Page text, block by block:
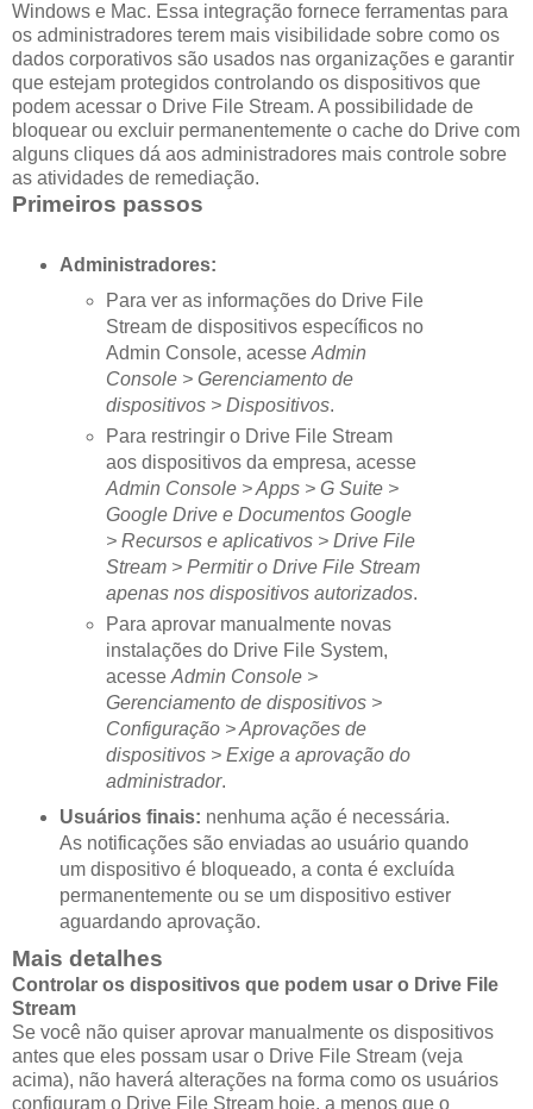
Windows e Mac. Essa integração fornece ferramentas para
os administradores terem mais visibilidade sobre como os
dados corporativos são usados nas organizações e garantir
que estejam protegidos controlando os dispositivos que
podem acessar o Drive File Stream. A possibilidade de
bloquear ou excluir permanentemente o cache do Drive com
alguns cliques dá aos administradores mais controle sobre
as atividades de remediação.
Primeiros passos
Administradores:
Para ver as informações do Drive File
Stream de dispositivos específicos no
Admin Console, acesseAdmin
Console > Gerenciamento de
dispositivos > Dispositivos.
Para restringir o Drive File Stream
aos dispositivos da empresa, acesse
Admin Console > Apps > G Suite >
Google Drive e Documentos Google
> Recursos e aplicativos > Drive File
Stream > Permitir o Drive File Stream
apenas nos dispositivos autorizados.
Para aprovar manualmente novas
instalações do Drive File System,
acesseAdmin Console >
Gerenciamento de dispositivos >
Configuração > Aprovações de
dispositivos > Exige a aprovação do
administrador.
Usuários finais: nenhuma ação é necessária.
As notificações são enviadas ao usuário quando
um dispositivo é bloqueado, a conta é excluída
permanentemente ou se um dispositivo estiver
aguardando aprovação.
Mais detalhes
Controlar os dispositivos que podem usar o Drive File
Stream
Se você não quiser aprovar manualmente os dispositivos
antes que eles possam usar o Drive File Stream (veja
acima), não haverá alterações na forma como os usuários
configuram o Drive File Stream hoje, a menos que o